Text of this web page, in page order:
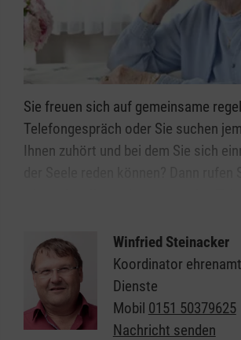
Sie freuen sich auf gemeinsame
Telefongespräch oder Sie suchen
Ihnen zuhört und bei dem Sie sich
wir suchen Ihnen den passenden
Winfried Steinacker
Koordinator
Dienste
Mobil 0151 50379625
Nachricht senden